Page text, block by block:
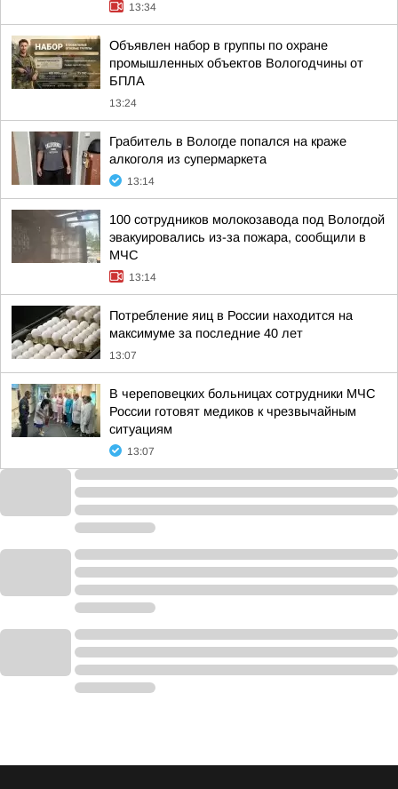
13:34
Объявлен набор в группы по охране
промышленных объектов Вологодчины от
БПЛА
13:24
Грабитель в Вологде попался на краже
алкоголя из супермаркета
13:14
100 сотрудников молокозавода под Вологдой
эвакуировались из-за пожара, сообщили в
МЧС
13:14
Потребление яиц в России находится на
максимуме за последние 40 лет
13:07
В череповецких больницах сотрудники МЧС
России готовят медиков к чрезвычайным
ситуациям
13:07